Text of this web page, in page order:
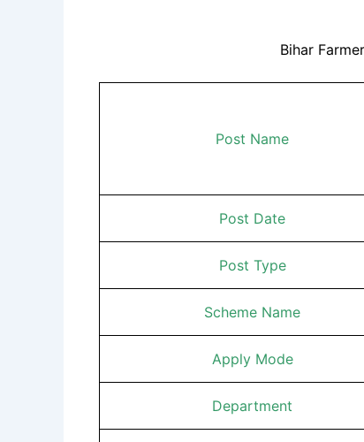
Bihar
Post Name
Post Date
Post Type
Scheme Name
Apply Mode
Department